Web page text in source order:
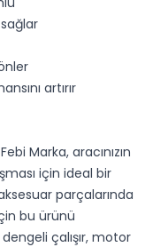
sağlar
artırır
Marka, aracınızın
için ideal bir
parçalarında
bu ürünü
çalışır, motor